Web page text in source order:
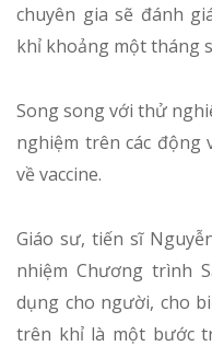
chuyên gia sẽ đánh
khỉ khoảng một tháng
Song song với thử
nghiệm trên các động
về vaccine.
Giáo sư, tiến sĩ
nhiệm Chương trình
dụng cho người, cho
trên khỉ là một bước